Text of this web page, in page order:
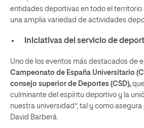
entidades deportivas en todo el territorio
una amplia variedad de actividades
Iniciativas del servicio de
Uno de los eventos más destacados de
Campeonato de España Universitario
consejo superior de Deportes (CSD),
culminante del espíritu deportivo y la
nuestra universidad”, tal y como
David Barberá.